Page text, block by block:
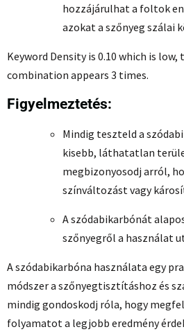
hozzájárulhat a foltok
azokat a szőnyeg szálai
Keyword Density is 0.10 which is low,
combination appears 3 times.
Figyelmeztetés:
Mindig teszteld a
kisebb, láthatatlan
megbizonyosodj arról,
színváltozást vagy
A szódabikarbónát
szőnyegről a használat
A szódabikarbóna használata egy
módszer a szőnyegtisztításhoz és
mindig gondoskodj róla, hogy
folyamatot a legjobb eredmény